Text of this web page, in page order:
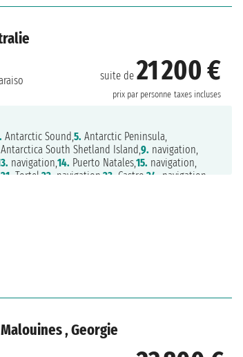
suite de 21 200 €
prix par personne taxes incluses
Antarctic Sound,5. Antarctic Peninsula,
Antarctica South Shetland Island,9. navigation,
navigation,14. Puerto Natales,15. navigation,
21. Tortel, 22. navigation, 23. Castro, 24.
navigation,
, Georgie